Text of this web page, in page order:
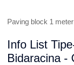
Paving block 1
Info List
Bidaracina -